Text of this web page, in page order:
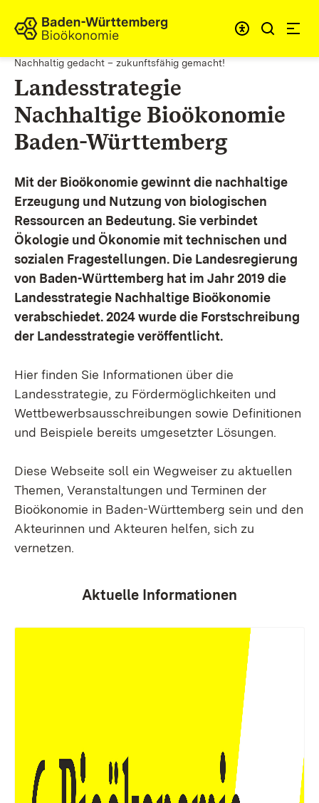
Zum Inhalt springen
Link zur Startseite
Nachhaltig gedacht – zukunftsfähig gemacht!
Landesstrategie
Nachhaltige Bioökonomie
Baden-Württemberg
Mit der Bioökonomie gewinnt die nachhaltige
Erzeugung und Nutzung von biologischen
Ressourcen an Bedeutung. Sie verbindet
Ökologie und Ökonomie mit technischen und
sozialen Fragestellungen. Die Landesregierung
von Baden-Württemberg hat im Jahr 2019 die
Landesstrategie Nachhaltige Bioökonomie
verabschiedet. 2024 wurde die Forstschreibung
der Landesstrategie veröffentlicht.
Hier finden Sie Informationen über die
Landesstrategie, zu Fördermöglichkeiten und
Wettbewerbsausschreibungen sowie Definitionen
und Beispiele bereits umgesetzter Lösungen.
Diese Webseite soll ein Wegweiser zu aktuellen
Themen, Veranstaltungen und Terminen der
Bioökonomie in Baden-Württemberg sein und den
Akteurinnen und Akteuren helfen, sich zu
vernetzen.
Aktuelle Informationen